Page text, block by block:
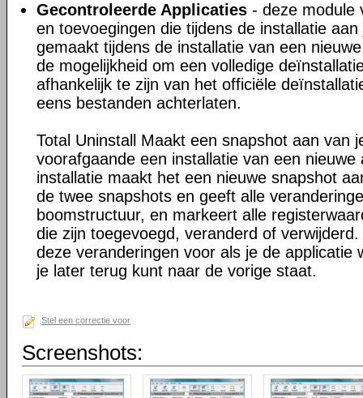
Gecontroleerde Applicaties - deze module
en toevoegingen die tijdens de installatie
gemaakt tijdens de installatie van een
de mogelijkheid om een volledige
afhankelijk te zijn van het officiële
eens bestanden achterlaten.
Total Uninstall Maakt een snapshot aan van
voorafgaande een installatie van een nieuwe
installatie maakt het een nieuwe snapshot
de twee snapshots en geeft alle
boomstructuur, en markeert alle
die zijn toegevoegd, veranderd of
deze veranderingen voor als je de applicatie
je later terug kunt naar de vorige staat.
Stel een correctie voor
Screenshots: